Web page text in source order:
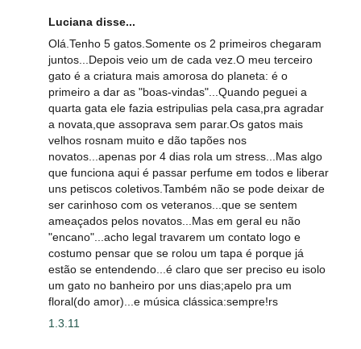
Luciana disse...
Olá.Tenho 5 gatos.Somente os 2 primeiros chegaram
juntos...Depois veio um de cada vez.O meu terceiro
gato é a criatura mais amorosa do planeta: é o
primeiro a dar as "boas-vindas"...Quando peguei a
quarta gata ele fazia estripulias pela casa,pra agradar
a novata,que assoprava sem parar.Os gatos mais
velhos rosnam muito e dão tapões nos
novatos...apenas por 4 dias rola um stress...Mas algo
que funciona aqui é passar perfume em todos e liberar
uns petiscos coletivos.Também não se pode deixar de
ser carinhoso com os veteranos...que se sentem
ameaçados pelos novatos...Mas em geral eu não
"encano"...acho legal travarem um contato logo e
costumo pensar que se rolou um tapa é porque já
estão se entendendo...é claro que ser preciso eu isolo
um gato no banheiro por uns dias;apelo pra um
floral(do amor)...e música clássica:sempre!rs
1.3.11